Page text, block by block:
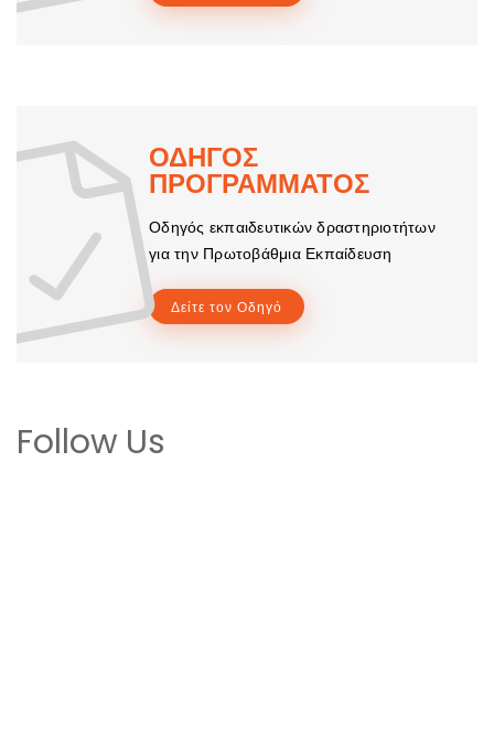
ΟΔΗΓΟΣ
ΠΡΟΓΡΑΜΜΑΤΟΣ
Οδηγός εκπαιδευτικών δραστηριοτήτων
για την Πρωτοβάθμια Εκπαίδευση
Δείτε τον Οδηγό
Follow Us